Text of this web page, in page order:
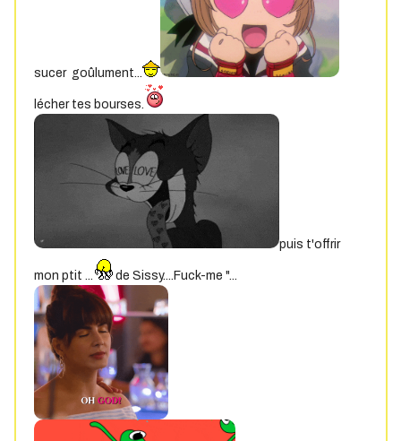
sucer goûlument...
lécher tes bourses.
puis t'offrir
mon ptit ... de Sissy....Fuck-me "...